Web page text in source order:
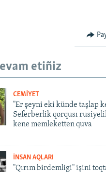
etiñiz
CEMİYET
"Er şeyni eki künde taşlap
Seferberlik qorqusı
kene memleketten quva
İNSAN AQLARI
"Qırım birdemligi" işini